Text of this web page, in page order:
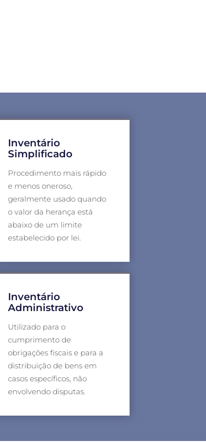
Inventário
Simplificado
Procedimento mais rápido
e menos oneroso,
geralmente usado quando
o valor da herança está
abaixo de um limite
estabelecido por lei.
Inventário
Administrativo
Utilizado para o
cumprimento de
obrigações fiscais e para a
distribuição de bens em
casos específicos, não
envolvendo disputas.